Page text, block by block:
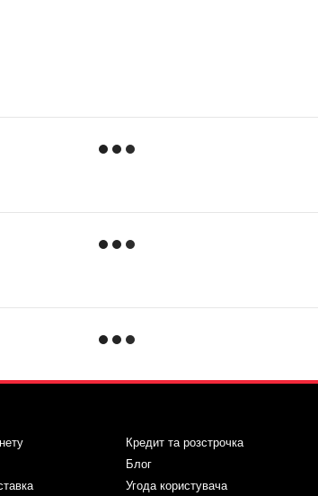
Кредит та розстрочка
Блог
Угода користувача